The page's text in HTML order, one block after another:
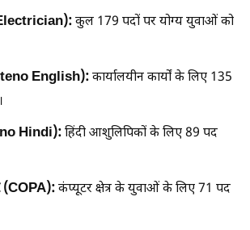
कुल 179 पदों पर योग्य युवाओं को
English):कार्यालयीन कार्यों के लिए 135
Hindi):हिंदी आशुलिपिकों के लिए 89 पद
कंप्यूटर क्षेत्र के युवाओं के लिए 71 पद